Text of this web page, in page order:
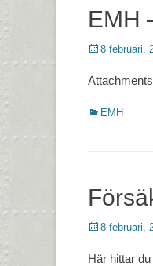
EMH
Postades
8 februari,
Kategorier
EMH
Postades
8 februari,
Här hittar